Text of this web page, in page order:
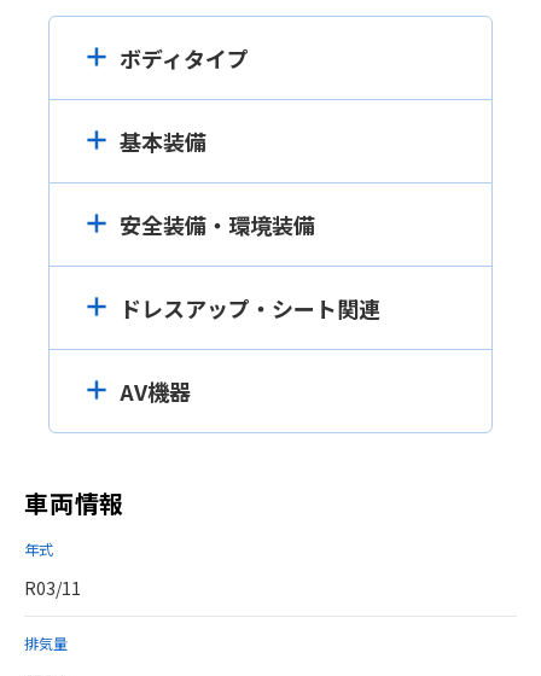
ボディタイプ
基本装備
安全装備・環境装備
ドレスアップ・シート関連
AV機器
車両情報
年式
R03/11
排気量